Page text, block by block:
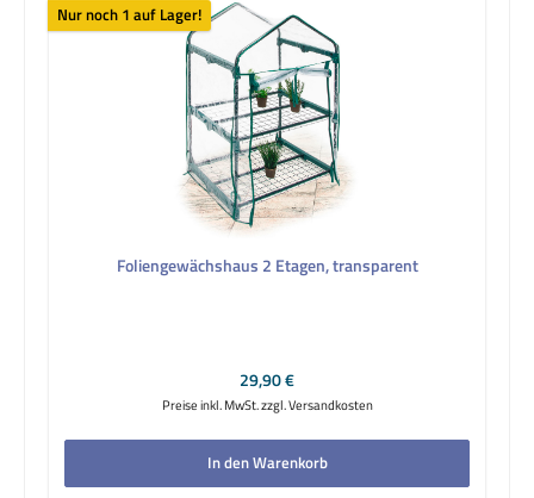
Nur noch 1 auf Lager!
Foliengewächshaus 2 Etagen, transparent
Regulärer Preis:
29,90 €
Preise inkl. MwSt. zzgl. Versandkosten
In den Warenkorb